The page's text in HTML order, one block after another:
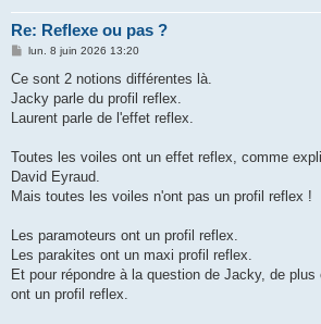
Re: Reflexe ou pas ?
M
s
a
g
lun. 8 juin 2026 13:20
Ce sont 2 notions différentes là.
Jacky parle du profil reflex.
Laurent parle de l'effet reflex.
Toutes les voiles ont un effet reflex, comme
David Eyraud.
Mais toutes les voiles n'ont pas un profil reflex !
Les paramoteurs ont un profil reflex.
Les parakites ont un maxi profil reflex.
Et pour répondre à la question de Jacky, de plus
ont un profil reflex.